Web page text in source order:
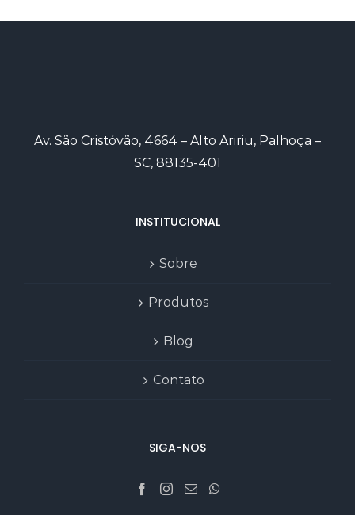
Av. São Cristóvão, 4664 – Alto Aririu, Palhoça –
SC, 88135-401
INSTITUCIONAL
Sobre
Produtos
Blog
Contato
SIGA-NOS